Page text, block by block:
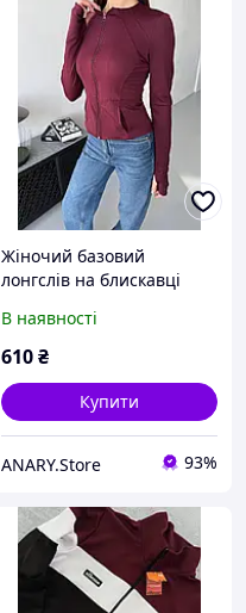
Жіночий базовий
лонгслів на блискавці
Бордовий, 46
В наявності
610₴
Купити
ANARY.Store 93%